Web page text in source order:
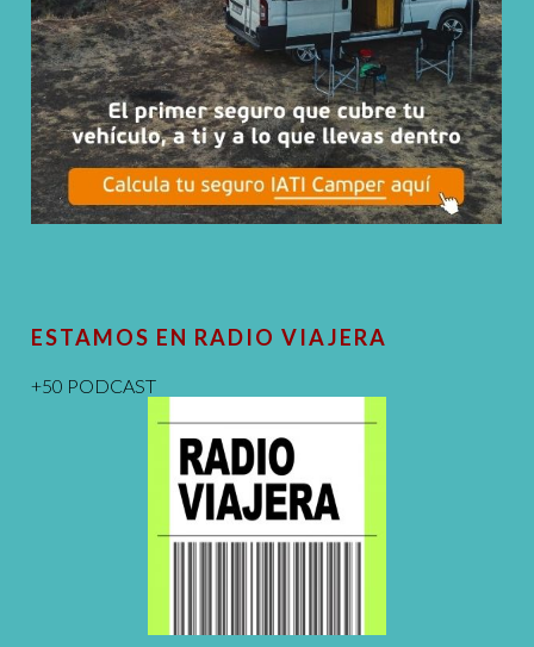
ESTAMOS EN RADIO VIAJERA
+50 PODCAST